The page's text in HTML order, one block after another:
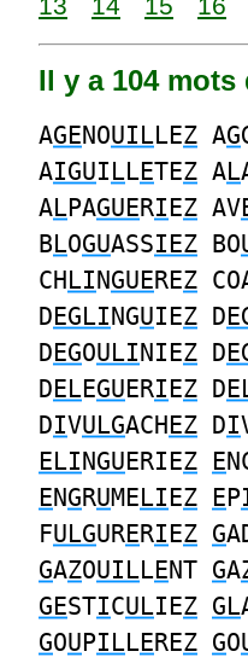
Il y a 104
AGENOUILLEZ AG
AIGUILLETEZ AL
ALPAGUERIEZ AV
BLOGUASSIEZ BO
CHLINGUEREZ
DEGLINGUIEZ D
DEGOULINIEZ D
DELEGUERIEZ D
DIVULGACHEZ DI
ELINGUERIEZ E
ENGRUMELIEZ EP
FULGURERIEZ G
GAZOUILLENT GA
GESTICULIEZ GL
GOUPILLEREZ GO